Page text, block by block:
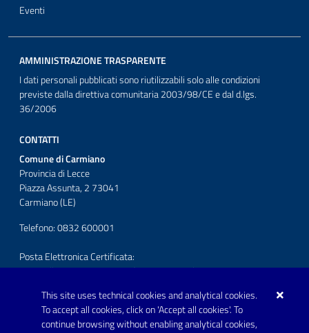
This site uses technical cookies and analytical cookies.
To accept all cookies, click on 'Accept all cookies'. To
continue browsing without enabling analytical cookies,
Eventi
AMMINISTRAZIONE TRASPARENTE
I dati personali pubblicati sono riutilizzabili solo alle condizioni
previste dalla direttiva comunitaria 2003/98/CE e dal d.lgs.
36/2006
CONTATTI
Comune di Carmiano
Provincia di Lecce
Piazza Assunta, 2 73041
Carmiano (LE)
Telefono: 0832 600001
Posta Elettronica Certificata:
protocollo.comunecarmiano@pec.rupar.puglia.it
URP - Ufficio Relazioni con il Pubblico